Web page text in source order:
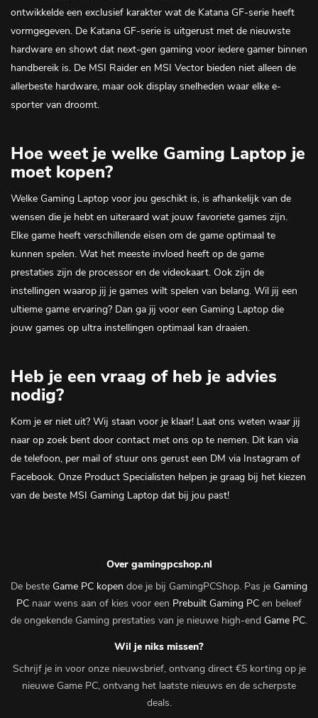
ontwikkelde een exclusief karakter wat de Katana GF-serie heeft
vormgegeven. De Katana GF-serie is uitgerust met de nieuwste
hardware en showt dat next-gen gaming voor iedere gamer binnen
handbereik is. De MSI Raider en MSI Vector bieden niet alleen de
allerbeste hardware, maar ook display snelheden waar elke e-
sporter van droomt.
Hoe weet je welke Gaming Laptop je
moet kopen?
Welke Gaming Laptop voor jou geschikt is, is afhankelijk van de
wensen die je hebt en uiteraard wat jouw favoriete games zijn.
Elke game heeft verschillende eisen om de game optimaal te
kunnen spelen. Wat het meeste invloed heeft op de game
prestaties zijn de processor en de videokaart. Ook zijn de
instellingen waarop jij je games wilt spelen van belang. Wil jij een
ultieme game ervaring? Dan ga jij voor een Gaming Laptop die
jouw games op ultra instellingen optimaal kan draaien.
Heb je een vraag of heb je advies
nodig?
Kom je er niet uit? Wij staan voor je klaar! Laat ons weten waar jij
naar op zoek bent door contact met ons op te nemen. Dit kan via
de telefoon, per mail of stuur ons gerust een DM via Instagram of
Facebook. Onze Product Specialisten helpen je graag bij het kiezen
van de beste MSI Gaming Laptop dat bij jou past!
Over gamingpcshop.nl
De beste Game PC kopen doe je bij GamingPCShop. Pas je Gaming
PC naar wens aan of kies voor een Prebuilt Gaming PC en beleef
de ongekende Gaming prestaties van je nieuwe high-end Game PC.
Wil je niks missen?
Schrijf je in voor onze nieuwsbrief, ontvang direct €5 korting op je
nieuwe Game PC, ontvang het laatste nieuws en de scherpste
deals.